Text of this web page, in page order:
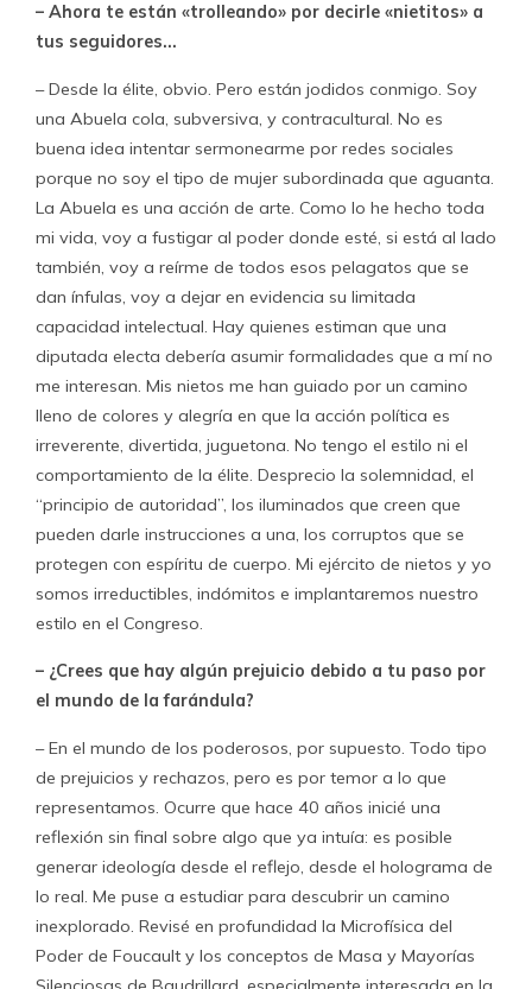
– Ahora te están «trolleando» por decirle «nietitos» a
tus seguidores…
– Desde la élite, obvio. Pero están jodidos conmigo. Soy
una Abuela cola, subversiva, y contracultural. No es
buena idea intentar sermonearme por redes sociales
porque no soy el tipo de mujer subordinada que aguanta.
La Abuela es una acción de arte. Como lo he hecho toda
mi vida, voy a fustigar al poder donde esté, si está al lado
también, voy a reírme de todos esos pelagatos que se
dan ínfulas, voy a dejar en evidencia su limitada
capacidad intelectual. Hay quienes estiman que una
diputada electa debería asumir formalidades que a mí no
me interesan. Mis nietos me han guiado por un camino
lleno de colores y alegría en que la acción política es
irreverente, divertida, juguetona. No tengo el estilo ni el
comportamiento de la élite. Desprecio la solemnidad, el
“principio de autoridad”, los iluminados que creen que
pueden darle instrucciones a una, los corruptos que se
protegen con espíritu de cuerpo. Mi ejército de nietos y yo
somos irreductibles, indómitos e implantaremos nuestro
estilo en el Congreso.
– ¿Crees que hay algún prejuicio debido a tu paso por
el mundo de la farándula?
– En el mundo de los poderosos, por supuesto. Todo tipo
de prejuicios y rechazos, pero es por temor a lo que
representamos. Ocurre que hace 40 años inicié una
reflexión sin final sobre algo que ya intuía: es posible
generar ideología desde el reflejo, desde el holograma de
lo real. Me puse a estudiar para descubrir un camino
inexplorado. Revisé en profundidad la Microfísica del
Poder de Foucault y los conceptos de Masa y Mayorías